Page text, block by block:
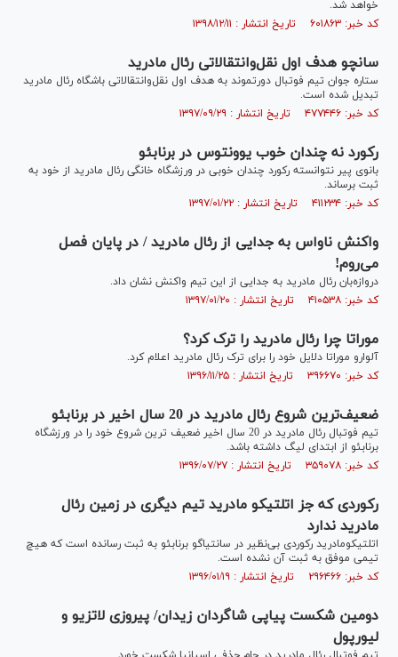
خواهد شد.
کد خبر: ۶۰۱۸۶۳ تاریخ انتشار : ۱۳۹۸/۱۲/۱۱
سانچو هدف اول نقل‌وانتقالاتی رئال مادرید
ستاره جوان تیم فوتبال دورتموند به هدف اول نقل‌وانتقالاتی باشگاه رئال مادرید
تبدیل شده است.
کد خبر: ۴۷۷۴۴۶ تاریخ انتشار : ۱۳۹۷/۰۹/۲۹
رکورد نه چندان خوب یوونتوس در برنابئو
بانوی پیر نتوانسته رکورد چندان خوبی در ورزشگاه خانگی رئال مادرید از خود به
ثبت برساند.
کد خبر: ۴۱۱۲۳۴ تاریخ انتشار : ۱۳۹۷/۰۱/۲۲
واکنش ناواس به جدایی از رئال مادرید / در پایان فصل
می‌روم!
دروازه‌بان رئال مادرید به جدایی از این تیم واکنش نشان داد.
کد خبر: ۴۱۰۵۳۸ تاریخ انتشار : ۱۳۹۷/۰۱/۲۰
موراتا چرا رئال مادرید را ترک کرد؟
آلوارو موراتا دلایل خود را برای ترک رئال مادرید اعلام کرد.
کد خبر: ۳۹۶۶۷۰ تاریخ انتشار : ۱۳۹۶/۱۱/۲۵
ضعیف‌ترین شروع رئال مادرید در 20 سال اخیر در برنابئو
تیم فوتبال رئال مادرید در 20 سال اخیر ضعیف ترین شروع خود را در ورزشگاه
برنابئو از ابتدای لیگ داشته باشد.
کد خبر: ۳۵۹۰۷۸ تاریخ انتشار : ۱۳۹۶/۰۷/۲۷
رکوردی که جز اتلتیکو مادرید تیم دیگری در زمین رئال
مادرید ندارد
اتلتیکومادرید رکوردی بی‌نظیر در سانتیاگو برنابئو به ثبت رسانده است که هیچ
تیمی موفق به ثبت آن نشده است.
کد خبر: ۲۹۶۴۶۶ تاریخ انتشار : ۱۳۹۶/۰۱/۱۹
دومین شکست پیاپی شاگردان زیدان/ پیروزی لاتزیو و
لیورپول